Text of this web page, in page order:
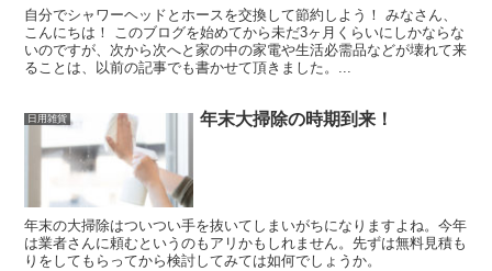
自分でシャワーヘッドとホースを交換して節約しよう！ みなさん、
こんにちは！ このブログを始めてから未だ3ヶ月くらいにしかならな
いのですが、次から次へと家の中の家電や生活必需品などが壊れて来
ることは、以前の記事でも書かせて頂きました。...
日用雑貨 年末大掃除の時期到来！
年末の大掃除はついつい手を抜いてしまいがちになりますよね。今年
は業者さんに頼むというのもアリかもしれません。先ずは無料見積も
りをしてもらってから検討してみては如何でしょうか。